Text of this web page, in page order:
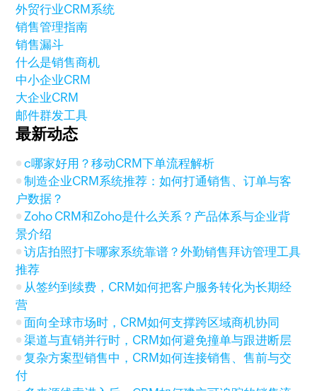
外贸行业CRM系统
销售管理指南
销售漏斗
什么是销售商机
中小企业CRM
大企业CRM
邮件群发工具
最新动态
c哪家好用？移动CRM下单流程解析
制造企业CRM系统推荐：如何打通销售、订单与客
户数据？
Zoho CRM和Zoho是什么关系？产品体系与企业背
景介绍
访店拍照打卡哪家系统靠谱？外勤销售拜访管理工具
推荐
从签约到续费，CRM如何把客户服务转化为长期经
营
面向全球市场时，CRM如何支撑跨区域商机协同
渠道与直销并行时，CRM如何避免撞单与跟进断层
复杂方案型销售中，CRM如何连接销售、售前与交
付